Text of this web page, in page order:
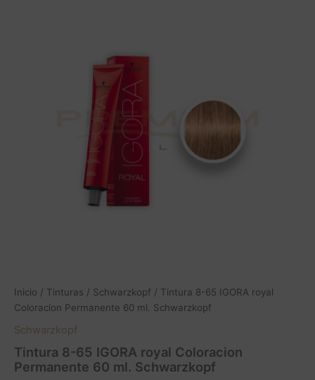
Inicio / Tinturas / Schwarzkopf / Tintura 8-65 IGORA royal
Coloracion Permanente 60 ml. Schwarzkopf
Schwarzkopf
Tintura 8-65 IGORA royal Coloracion
Permanente 60 ml. Schwarzkopf